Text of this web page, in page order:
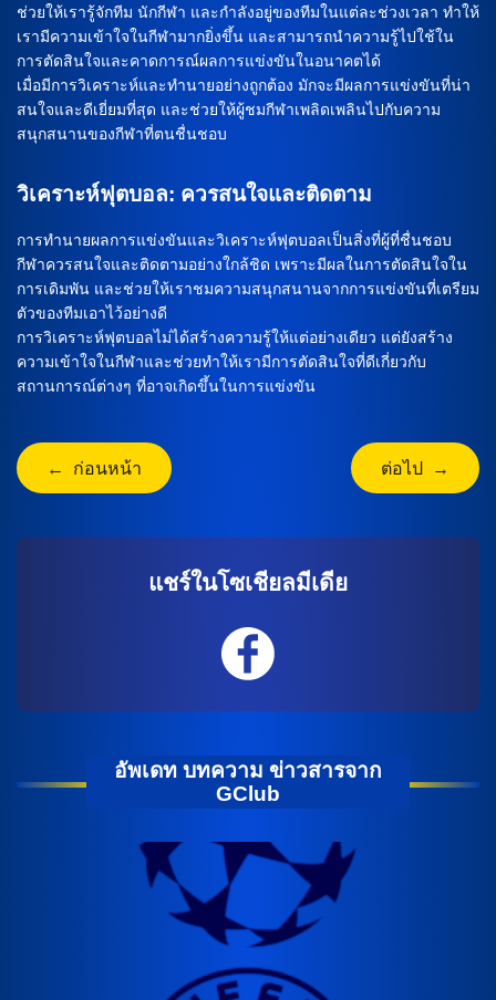
ช่วยให้เรารู้จักทีม นักกีฬา และกำลังอยู่ของทีมในแต่ละช่วงเวลา ทำให้
เรามีความเข้าใจในกีฬามากยิ่งขึ้น และสามารถนำความรู้ไปใช้ใน
การตัดสินใจและคาดการณ์ผลการแข่งขันในอนาคตได้
เมื่อมีการวิเคราะห์และทำนายอย่างถูกต้อง มักจะมีผลการแข่งขันที่น่า
สนใจและดีเยี่ยมที่สุด และช่วยให้ผู้ชมกีฬาเพลิดเพลินไปกับความ
สนุกสนานของกีฬาที่ตนชื่นชอบ
วิเคราะห์ฟุตบอล: ควรสนใจและติดตาม
การทำนายผลการแข่งขันและวิเคราะห์ฟุตบอลเป็นสิ่งที่ผู้ที่ชื่นชอบ
กีฬาควรสนใจและติดตามอย่างใกล้ชิด เพราะมีผลในการตัดสินใจใน
การเดิมพัน และช่วยให้เราชมความสนุกสนานจากการแข่งขันที่เตรียม
ตัวของทีมเอาไว้อย่างดี
การวิเคราะห์ฟุตบอลไม่ได้สร้างความรู้ให้แต่อย่างเดียว แต่ยังสร้าง
ความเข้าใจในกีฬาและช่วยทำให้เรามีการตัดสินใจที่ดีเกี่ยวกับ
สถานการณ์ต่างๆ ที่อาจเกิดขึ้นในการแข่งขัน
← ก่อนหน้า ต่อไป →
แชร์ในโซเชียลมีเดีย
อัพเดท บทความ ข่าวสารจาก
GClub